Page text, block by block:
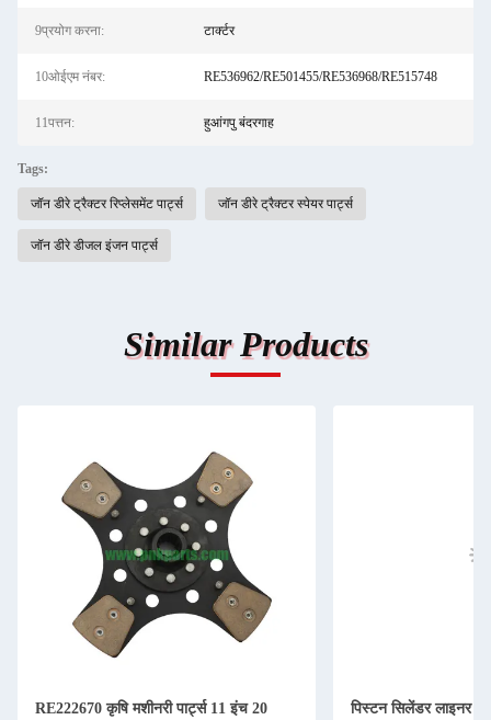
9प्रयोग करना: टार्क्टर
10ओईएम नंबर: RE536962/RE501455/RE536968/RE515748
11पत्तन: हुआंगपु बंदरगाह
Tags:
जॉन डीरे ट्रैक्टर रिप्लेसमेंट पार्ट्स जॉन डीरे ट्रैक्टर स्पेयर पार्ट्स
जॉन डीरे डीजल इंजन पार्ट्स
Similar Products
RE222670 कृषि मशीनरी पार्ट्स 11 इंच 20
पिस्टन सिलेंडर लाइनर